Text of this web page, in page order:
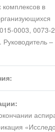
комплексов в
0003, 0073-